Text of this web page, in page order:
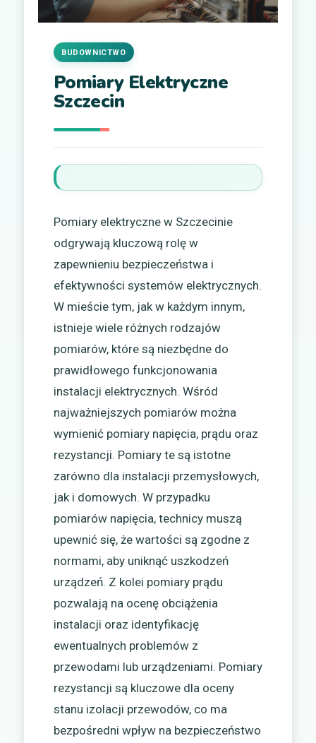
Pomiary Elektryczne
Szczecin
BUDOWNICTWO
Pomiary elektryczne w Szczecinie
odgrywają kluczową rolę w
zapewnieniu bezpieczeństwa i
efektywności systemów elektrycznych.
W mieście tym, jak w każdym innym,
istnieje wiele różnych rodzajów
pomiarów, które są niezbędne do
prawidłowego funkcjonowania
instalacji elektrycznych. Wśród
najważniejszych pomiarów można
wymienić pomiary napięcia, prądu oraz
rezystancji. Pomiary te są istotne
zarówno dla instalacji przemysłowych,
jak i domowych. W przypadku
pomiarów napięcia, technicy muszą
upewnić się, że wartości są zgodne z
normami, aby uniknąć uszkodzeń
urządzeń. Z kolei pomiary prądu
pozwalają na ocenę obciążenia
instalacji oraz identyfikację
ewentualnych problemów z
przewodami lub urządzeniami. Pomiary
rezystancji są kluczowe dla oceny
stanu izolacji przewodów, co ma
bezpośredni wpływ na bezpieczeństwo